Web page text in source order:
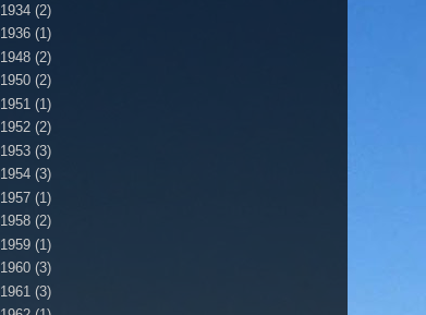
1934 (2)
1936 (1)
1948 (2)
1950 (2)
1951 (1)
1952 (2)
1953 (3)
1954 (3)
1957 (1)
1958 (2)
1959 (1)
1960 (3)
1961 (3)